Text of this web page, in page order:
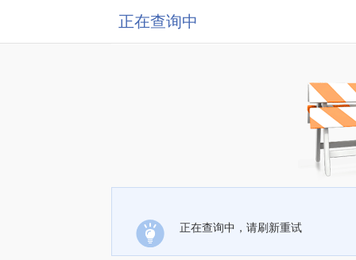
正在查询中
正在查询中，请刷新重试